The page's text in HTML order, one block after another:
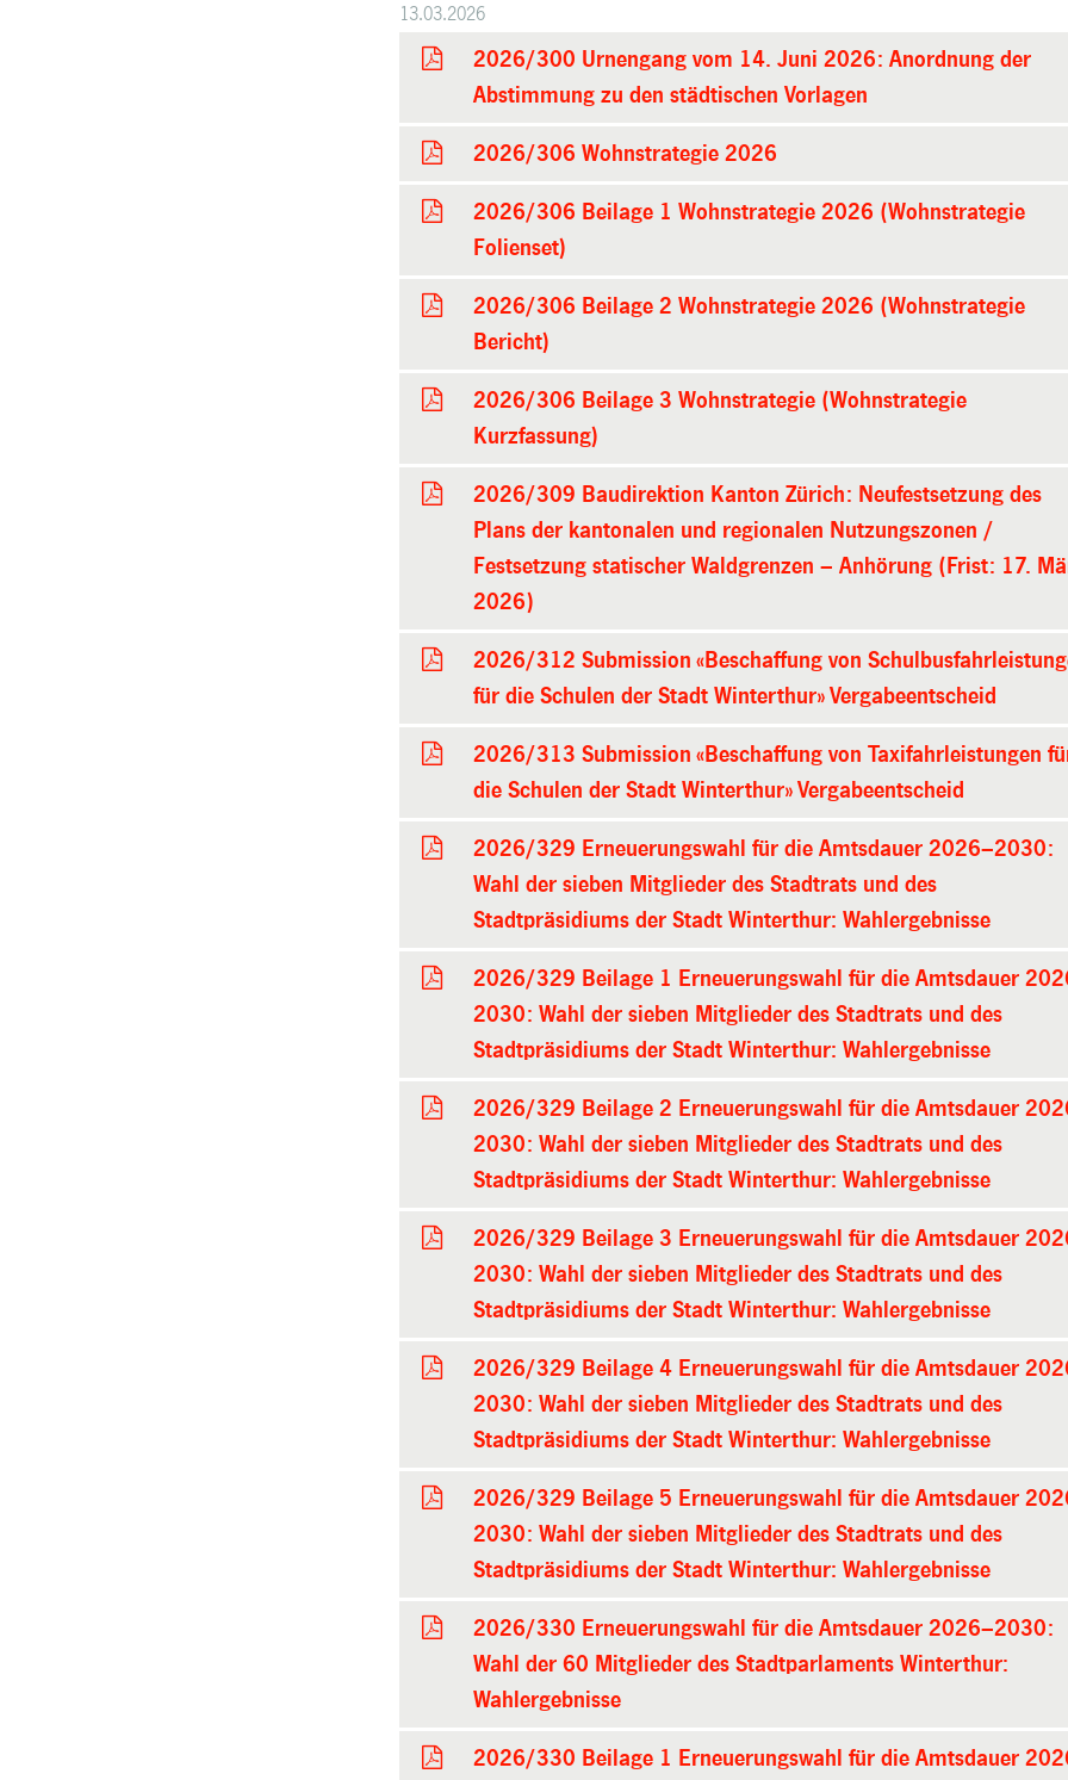
13.03.2026
2026/300 Urnengang vom 14. Juni 2026: Anordnung der
Abstimmung zu den städtischen Vorlagen
2026/306 Wohnstrategie 2026
2026/306 Beilage 1 Wohnstrategie 2026 (Wohnstrategie
Folienset)
2026/306 Beilage 2 Wohnstrategie 2026 (Wohnstrategie
Bericht)
2026/306 Beilage 3 Wohnstrategie (Wohnstrategie
Kurzfassung)
2026/309 Baudirektion Kanton Zürich: Neufestsetzung des
Plans der kantonalen und regionalen Nutzungszonen /
Festsetzung statischer Waldgrenzen – Anhörung (Frist: 17.
2026)
2026/312 Submission «Beschaffung von
für die Schulen der Stadt Winterthur» Vergabeentscheid
2026/313 Submission «Beschaffung von Taxifahrleistungen
die Schulen der Stadt Winterthur» Vergabeentscheid
2026/329 Erneuerungswahl für die Amtsdauer 2026–2030:
Wahl der sieben Mitglieder des Stadtrats und des
Stadtpräsidiums der Stadt Winterthur: Wahlergebnisse
2026/329 Beilage 1 Erneuerungswahl für die Amtsdauer
2030: Wahl der sieben Mitglieder des Stadtrats und des
Stadtpräsidiums der Stadt Winterthur: Wahlergebnisse
2026/329 Beilage 2 Erneuerungswahl für die Amtsdauer
2030: Wahl der sieben Mitglieder des Stadtrats und des
Stadtpräsidiums der Stadt Winterthur: Wahlergebnisse
2026/329 Beilage 3 Erneuerungswahl für die Amtsdauer
2030: Wahl der sieben Mitglieder des Stadtrats und des
Stadtpräsidiums der Stadt Winterthur: Wahlergebnisse
2026/329 Beilage 4 Erneuerungswahl für die Amtsdauer
2030: Wahl der sieben Mitglieder des Stadtrats und des
Stadtpräsidiums der Stadt Winterthur: Wahlergebnisse
2026/329 Beilage 5 Erneuerungswahl für die Amtsdauer
2030: Wahl der sieben Mitglieder des Stadtrats und des
Stadtpräsidiums der Stadt Winterthur: Wahlergebnisse
2026/330 Erneuerungswahl für die Amtsdauer 2026–2030:
Wahl der 60 Mitglieder des Stadtparlaments Winterthur:
Wahlergebnisse
2026/330 Beilage 1 Erneuerungswahl für die Amtsdauer